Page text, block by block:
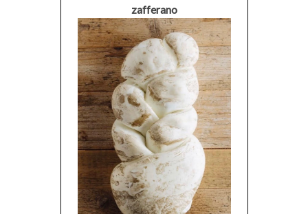
zafferano